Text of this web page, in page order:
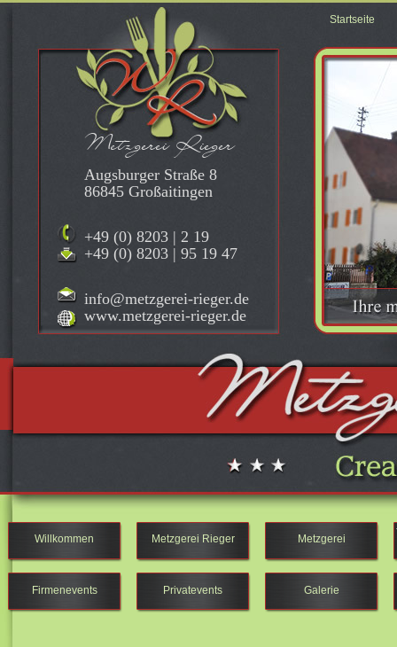
Startseite
Willkommen Metzgerei Rieger Metzgerei
Metzgerei Rieger
Augsburger Straße 8
86845 Großaitingen
+49 (0) 8203 | 2 19
+49 (0) 8203 | 95 19 47
info@metzgerei-rieger.de
www.metzgerei-rieger.de
Firmenevents Privatevents Galerie